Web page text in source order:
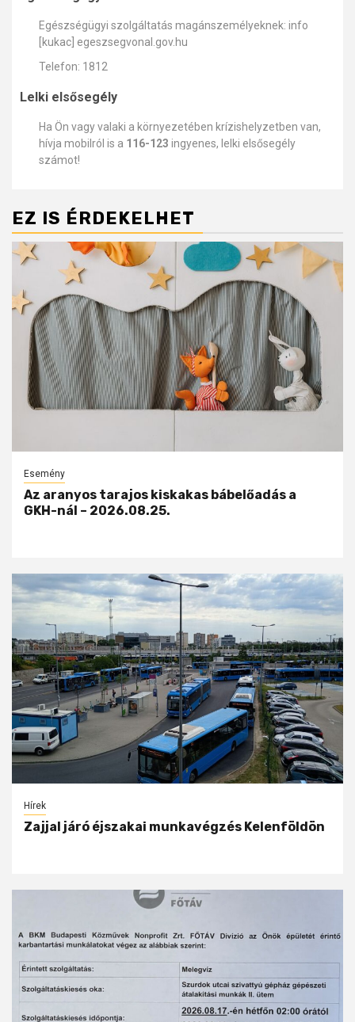
Egészségügyi szolgáltatás magánszemélyeknek: info
[kukac] egeszsegvonal.gov.hu
Telefon: 1812
Lelki elsősegély
Ha Ön vagy valaki a környezetében krízishelyzetben van,
hívja mobilról is a 116-123 ingyenes, lelki elsősegély
számot!
EZ IS ÉRDEKELHET
Esemény
Az aranyos tarajos kiskakas bábelőadás a
GKH-nál – 2026.08.25.
Hírek
Zajjal járó éjszakai munkavégzés Kelenföldön